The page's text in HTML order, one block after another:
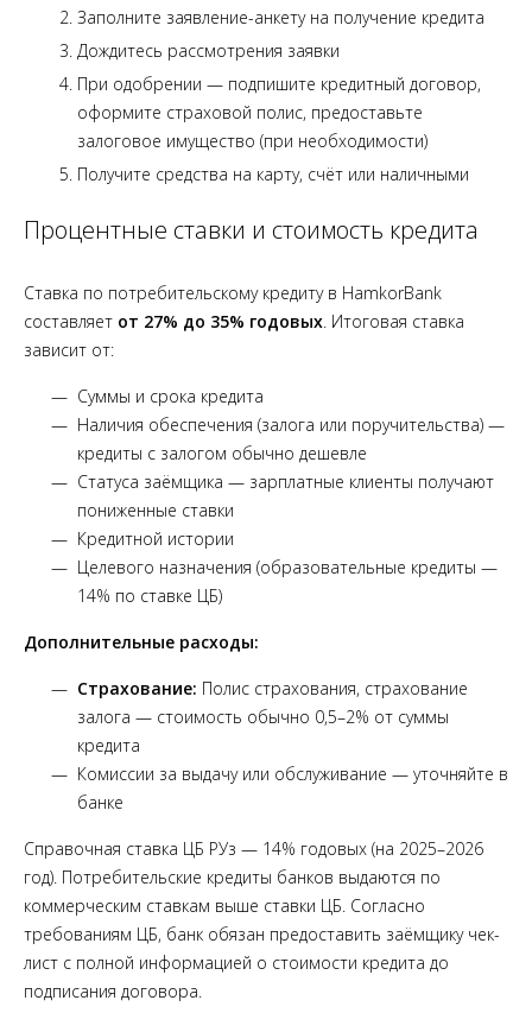
Заполните заявление-анкету на получение кредита
Дождитесь рассмотрения заявки
При одобрении — подпишите кредитный договор,
оформите страховой полис, предоставьте
залоговое имущество (при необходимости)
Получите средства на карту, счёт или наличными
Процентные ставки и стоимость кредита
Ставка по потребительскому кредиту в HamkorBank
составляет от 27% до 35% годовых. Итоговая ставка
зависит от:
Суммы и срока кредита
Наличия обеспечения (залога или поручительства) —
кредиты с залогом обычно дешевле
Статуса заёмщика — зарплатные клиенты получают
пониженные ставки
Кредитной истории
Целевого назначения (образовательные кредиты —
14% по ставке ЦБ)
Дополнительные расходы:
Страхование: Полис страхования, страхование
залога — стоимость обычно 0,5–2% от суммы
кредита
Комиссии за выдачу или обслуживание — уточняйте в
банке
Справочная ставка ЦБ РУз — 14% годовых (на 2025–2026
год). Потребительские кредиты банков выдаются по
коммерческим ставкам выше ставки ЦБ. Согласно
требованиям ЦБ, банк обязан предоставить заёмщику чек-
лист с полной информацией о стоимости кредита до
подписания договора.